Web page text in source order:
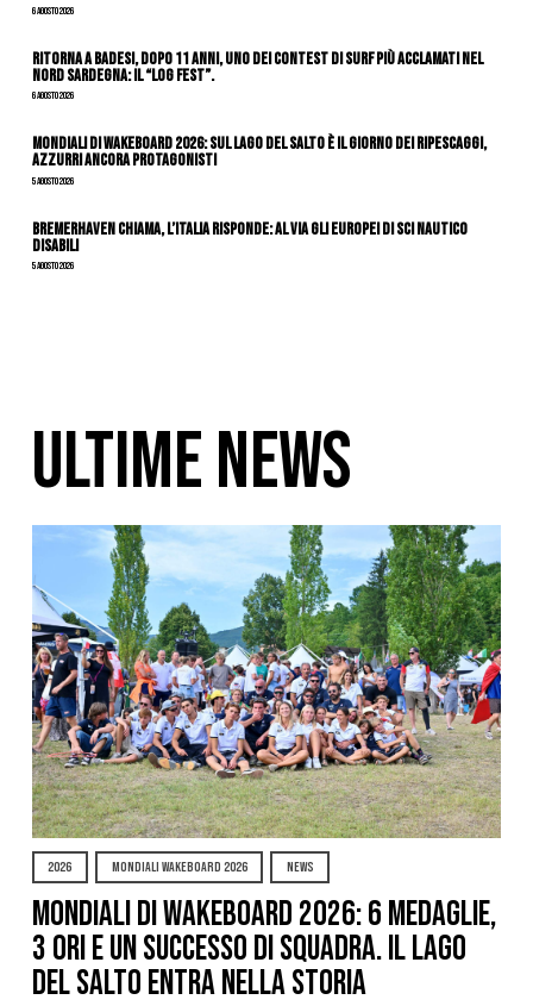
6 Agosto 2026
Ritorna a Badesi, dopo 11 anni, uno dei contest di surf più acclamati nel
nord Sardegna: il “Log Fest”.
6 Agosto 2026
Mondiali di Wakeboard 2026: sul Lago del Salto è il giorno dei ripescaggi,
azzurri ancora protagonisti
5 Agosto 2026
Bremerhaven chiama, l’Italia risponde: al via gli Europei di Sci Nautico
Disabili
5 Agosto 2026
ULTIME NEWS
2026 MONDIALI WAKEBOARD 2026 NEWS
Mondiali di Wakeboard 2026: 6 medaglie,
3 ori e un successo di squadra. Il Lago
del Salto entra nella storia